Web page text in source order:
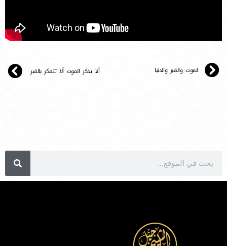
الموت والقبر والدنيا ألا تذكر الموت ألا تتفكر بالقبر